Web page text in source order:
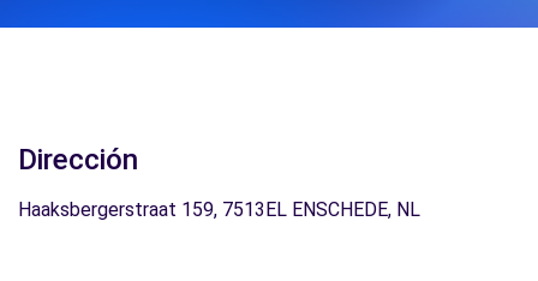
Dirección
Haaksbergerstraat 159, 7513EL ENSCHEDE, NL